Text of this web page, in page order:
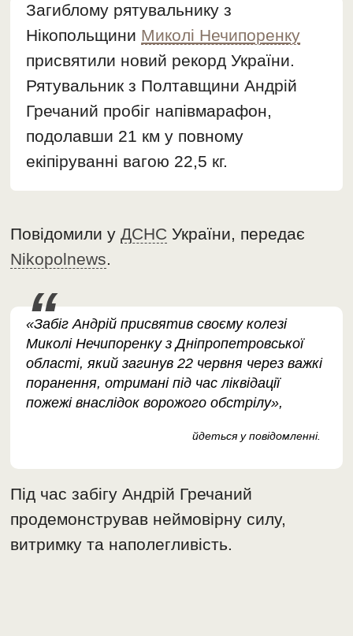
Загиблому рятувальнику з
Нікопольщини Миколі Нечипоренку
присвятили новий рекорд України.
Рятувальник з Полтавщини Андрій
Гречаний пробіг напівмарафон,
подолавши 21 км у повному
екіпіруванні вагою 22,5 кг.
Повідомили уДСНС України, передає
Nikopolnews.
«Забіг Андрій присвятив своєму колезі
Миколі Нечипоренку з Дніпропетровської
області, який загинув 22 червня через важкі
поранення, отримані під час ліквідації
пожежі внаслідок ворожого обстрілу»,
йдеться у повідомленні.
Під час забігу Андрій Гречаний
продемонстрував неймовірну силу,
витримку та наполегливість.